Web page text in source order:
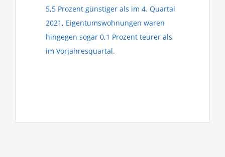
5,5 Prozent günstiger als im 4. Quartal
2021, Eigentumswohnungen waren
hingegen sogar 0,1 Prozent teurer als
im Vorjahresquartal.